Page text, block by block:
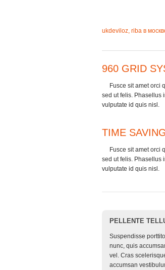
ukdeviloz, riba в
960 GRID
Fusce sit amet orci
sed ut felis. Phasellus
vulputate id quis nisl.
TIME SAVING
Fusce sit amet orci
sed ut felis. Phasellus
vulputate id quis nisl.
PELLENTE
Suspendisse
nunc, quis
vel. Cras
accumsan